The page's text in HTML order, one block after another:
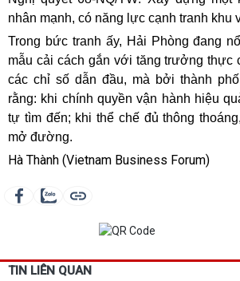
nhân mạnh, có năng lực cạnh tranh khu
Trong bức tranh ấy, Hải Phòng đang
mẫu cải cách gắn với tăng trưởng thực
các chỉ số dẫn đầu, mà bởi thành
rằng: khi chính quyền vận hành hiệu
tự tìm đến; khi thể chế đủ thông
mở đường.
Hà Thành (Vietnam Business Forum)
TIN LIÊN QUAN